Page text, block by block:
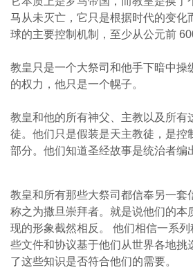
马从未灭亡，它只是根据时代的变化
球的主要控制机制，至少从公元前
教皇只是一个大祭司和他手下暗中操
的权力，他只是一个幌子。
教皇和他的所有神父、主教以及所有
徒。他们只是假装是天主教徒，是控
部分。他们知道圣经故事是统治者编
教皇和所有那些大祭司都信奉另一套
称之为撒旦崇拜者。就是说他们的本
现的形象截然相反。 他们相信一系
些文件和协议基于他们从世界各地挑
了这些知识是否符合他们的需要。